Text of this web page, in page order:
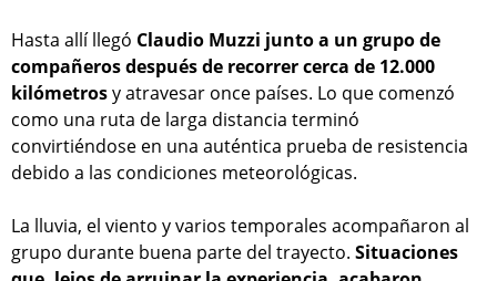
Hasta allí llegó Claudio Muzzi junto a un grupo de
compañeros después de recorrer cerca de 12.000
kilómetrosy atravesar once países. Lo que comenzó
como una ruta de larga distancia terminó
convirtiéndose en una auténtica prueba de resistencia
debido a las condiciones meteorológicas.
La lluvia, el viento y varios temporales acompañaron al
grupo durante buena parte del trayecto. Situaciones